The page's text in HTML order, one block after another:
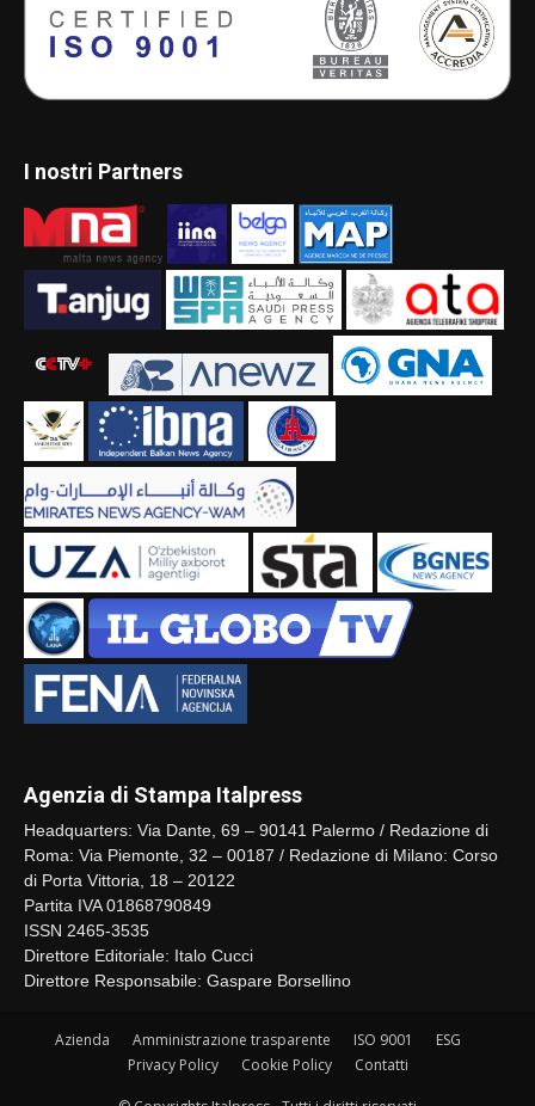
I nostri Partners
Agenzia di Stampa Italpress
Headquarters: Via Dante, 69 – 90141 Palermo / Redazione di
Roma: Via Piemonte, 32 – 00187 / Redazione di Milano: Corso
di Porta Vittoria, 18 – 20122
Partita IVA 01868790849
ISSN 2465-3535
Direttore Editoriale: Italo Cucci
Direttore Responsabile: Gaspare Borsellino
Azienda Amministrazione trasparente ISO 9001
ESG
Privacy Policy
Cookie Policy Contatti